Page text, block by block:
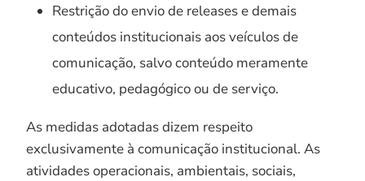
Restrição do envio de releases e demais
conteúdos institucionais aos veículos de
comunicação, salvo conteúdo meramente
educativo, pedagógico ou de serviço.
As medidas adotadas dizem respeito
exclusivamente à comunicação institucional. As
atividades operacionais, ambientais, sociais,